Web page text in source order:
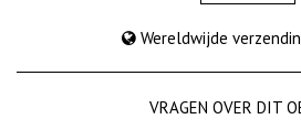
Wereldwijde
VRAGEN OVER DIT